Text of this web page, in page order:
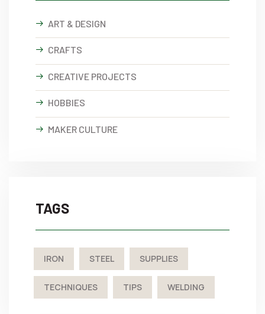
ART & DESIGN
CRAFTS
CREATIVE PROJECTS
HOBBIES
MAKER CULTURE
TAGS
IRON STEEL SUPPLIES
TECHNIQUES TIPS WELDING